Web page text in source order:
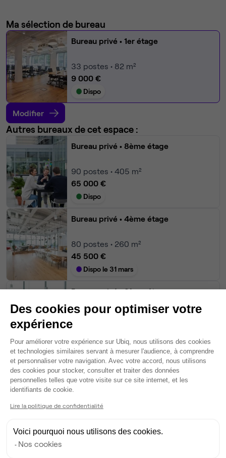
Ma sélection de bureau
Bureau privé • 1er étage
33 postes • 82 m²
9 000 €
Dispo
Modifier
Autres bureaux de cet espace :
Bureau privé • 8ème étage
90 postes • 405 m²
65 000 €
Dispo
Bureau privé • 4ème étage
80 postes • 260 m²
45 500 €
Dispo le 31 mars
Bureau privé• 3ème étage
postes • 196 m²
16 000 €
Dispo le 31 mars
Bureau privé• 4ème étage
34
Voir tout
Des cookies pour optimiser votre
expérience
Plateforme de Gestion du
Pour améliorer votre expérience sur Ubiq, nous utilisons des cookies
et technologies similaires servant à mesurer l'audience, à comprendre
et personnaliser votre navigation. Avec votre accord, nous utilisons
des cookies pour stocker, consulter et traiter des données
personnelles telles que votre visite sur ce site internet, et les
identifiants de cookie.
Lire la politique de confidentialité
Voici pourquoi nous utilisons des cookies.
Nos cookies